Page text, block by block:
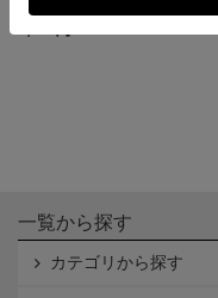
一覧から探す
カテゴリから探す